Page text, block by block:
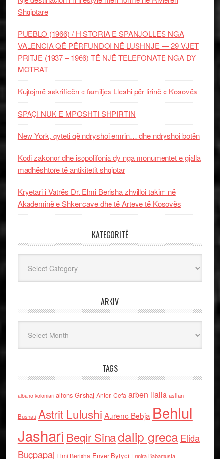
Shqiptare
PUEBLO (1966) / HISTORIA E SPANJOLLES NGA
VALENCIA QË PËRFUNDOI NË LUSHNJE — 29 VJET
PRITJE (1937 – 1966) TË NJË TELEFONATE NGA DY
MOTRAT
Kujtojmë sakrificën e familjes Lleshi për lirinë e Kosovës
SPAÇI NUK E MPOSHTI SHPIRTIN
New York, qyteti që ndryshoi emrin… dhe ndryshoi botën
Kodi zakonor dhe isopolifonia dy nga monumentet e gjalla
madhështore të antikitetit shqiptar
Kryetari i Vatrës Dr. Elmi Berisha zhvilloi takim në
Akademinë e Shkencave dhe të Arteve të Kosovës
KATEGORITË
ARKIV
TAGS
albano kolonjari alfons Grishaj Anton Cefa arben llalla asllan
Bushati Astrit Lulushi Aurenc Bebja Behlul
Jashari Beqir Sinadalip grecaElida
Buçpapaj Elmi Berisha Enver Bytyci Ermira Babamusta